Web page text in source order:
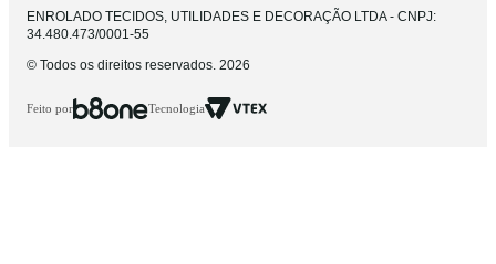
ENROLADO TECIDOS, UTILIDADES E DECORAÇÃO LTDA - CNPJ:
34.480.473/0001-55
© Todos os direitos reservados. 2026
Feito por Tecnologia